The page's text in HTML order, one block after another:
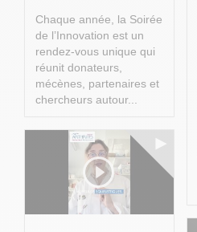
Chaque année, la Soirée
de l’Innovation est un
rendez-vous unique qui
réunit donateurs,
mécènes, partenaires et
chercheurs autour...